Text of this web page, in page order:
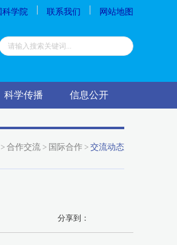
科学院 联系我们 网站地图
科学传播 信息公开
> 合作交流 > 国际合作 > 交流动态
分享到：